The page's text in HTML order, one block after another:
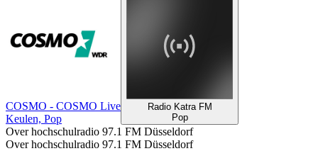
COSMO - COSMO Live
Keulen, Pop
Radio Katra FM
Pop
Over hochschulradio 97.1 FM Düsseldorf
Over hochschulradio 97.1 FM Düsseldorf